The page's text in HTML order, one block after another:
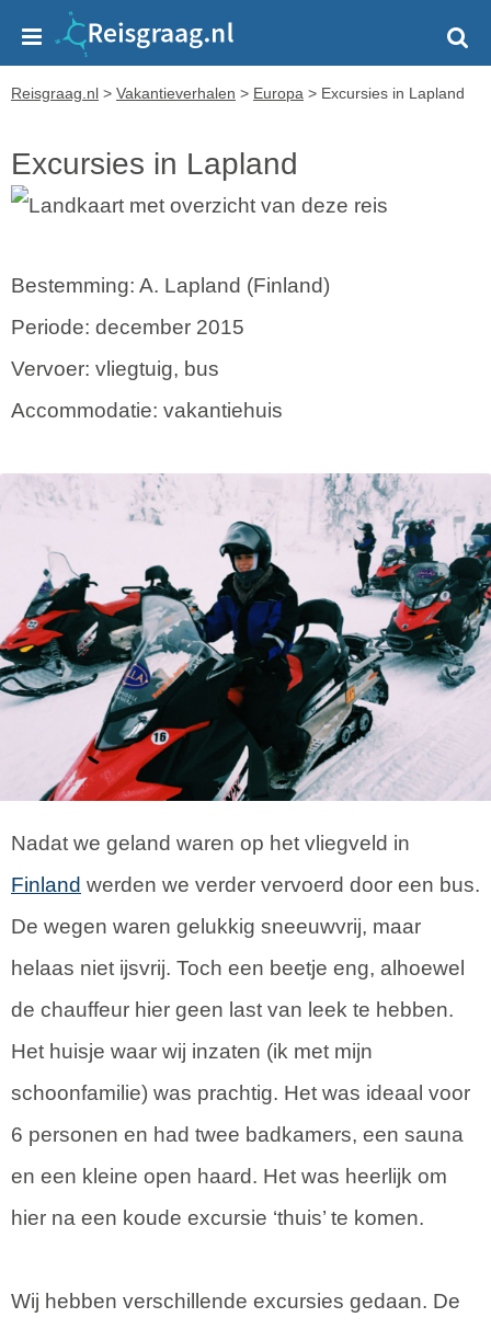
Reisgraag.nl > Vakantieverhalen > Europa > Excursies in Lapland
Excursies in Lapland
Bestemming: A. Lapland (Finland)
Periode: december 2015
Vervoer: vliegtuig, bus
Accommodatie: vakantiehuis
Nadat we geland waren op het vliegveld in
Finland werden we verder vervoerd door een bus.
De wegen waren gelukkig sneeuwvrij, maar
helaas niet ijsvrij. Toch een beetje eng, alhoewel
de chauffeur hier geen last van leek te hebben.
Het huisje waar wij inzaten (ik met mijn
schoonfamilie) was prachtig. Het was ideaal voor
6 personen en had twee badkamers, een sauna
en een kleine open haard. Het was heerlijk om
hier na een koude excursie ‘thuis’ te komen.
Wij hebben verschillende excursies gedaan. De